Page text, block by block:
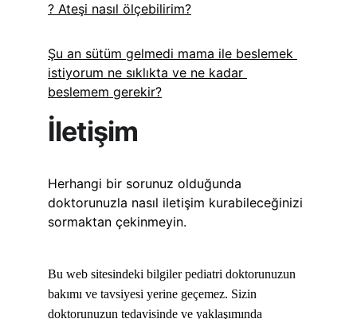
? Ateşi nasıl ölçebilirim?
Şu an sütüm gelmedi mama ile beslemek
istiyorum ne sıklıkta ve ne kadar
beslemem gerekir?
İletişim
Herhangi bir sorunuz olduğunda
doktorunuzla nasıl iletişim kurabileceğinizi
sormaktan çekinmeyin.
Bu web sitesindeki bilgiler pediatri doktorunuzun
bakımı ve tavsiyesi yerine geçemez. Sizin
doktorunuzun tedavisinde ve yaklaşımında